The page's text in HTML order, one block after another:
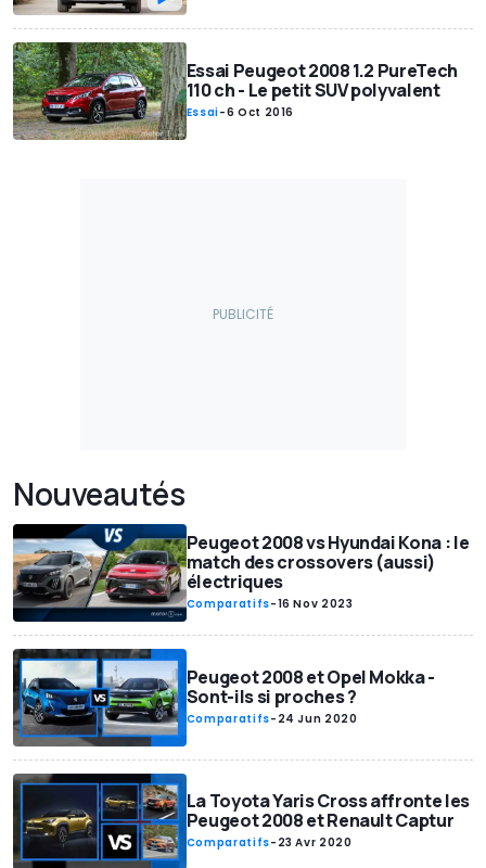
Essai Peugeot 2008 1.2 PureTech
110 ch - Le petit SUV polyvalent
Essai-6 Oct 2016
Nouveautés
Peugeot 2008 vs Hyundai Kona : le
match des crossovers (aussi)
électriques
Comparatifs-16 Nov 2023
Peugeot 2008 et Opel Mokka -
Sont-ils si proches ?
Comparatifs- 24 Jun 2020
La Toyota Yaris Cross affronte les
Peugeot 2008 et Renault Captur
Comparatifs- 23 Avr 2020